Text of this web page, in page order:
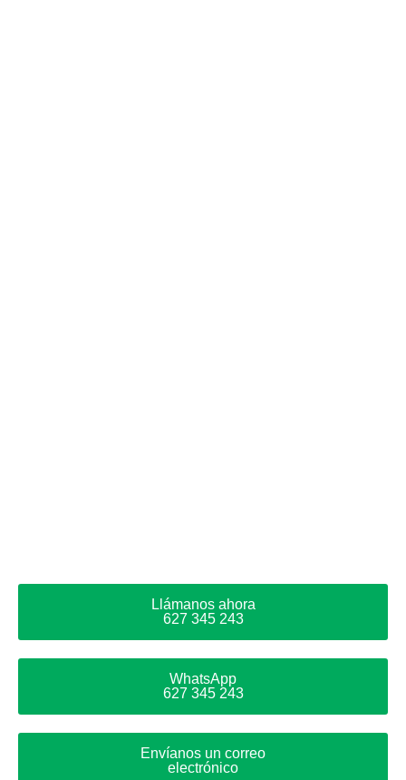
Llámanos ahora
627 345 243
WhatsApp
627 345 243
Envíanos un correo
electrónico